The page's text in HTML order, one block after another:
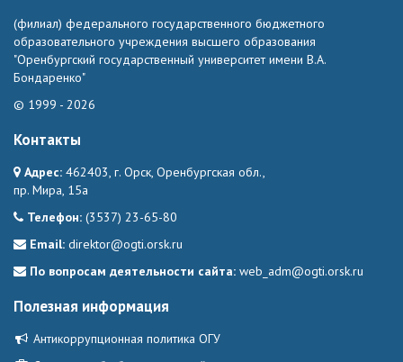
(филиал) федерального государственного бюджетного
образовательного учреждения высшего образования
"Оренбургский государственный университет имени В.А.
Бондаренко"
© 1999 - 2026
Контакты
Адрес: 462403, г. Орск, Оренбургская обл.,
пр. Мира, 15а
Телефон: (3537) 23-65-80
Email: direktor@ogti.orsk.ru
По вопросам деятельности сайта: web_adm@ogti.orsk.ru
Полезная информация
Антикоррупционная политика ОГУ